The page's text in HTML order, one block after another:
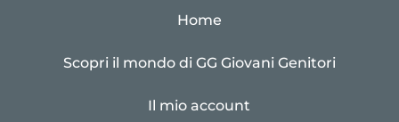
Home
Scopri il mondo di GG Giovani Genitori
Il mio account